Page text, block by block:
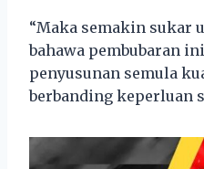
“Maka semakin sukar
bahawa pembubaran
penyusunan semula
berbanding keperluan